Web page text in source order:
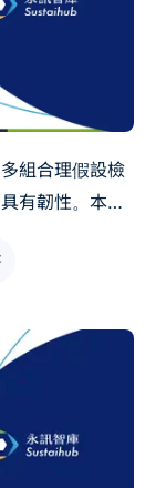
組合理假設檢
有韌性。本文
與決策應用。